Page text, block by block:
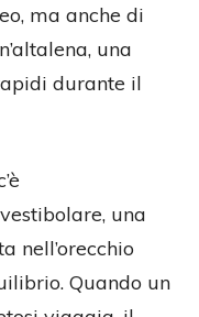
ma anche di
una
durante il
una
nell’orecchio
Quando un